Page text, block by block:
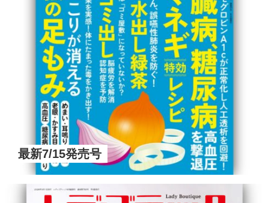
最新7/15発売号